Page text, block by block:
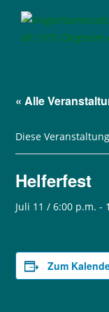
Inhalt
springen
« Alle
Diese
Helferfest
Juli 11 / 6:00 p.m. -
Zum